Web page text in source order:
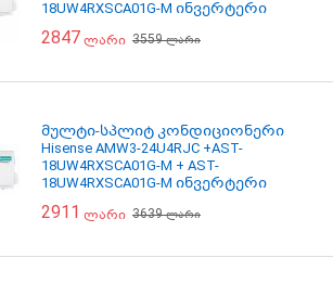
18UW4RXSCA01G-M ინვერტერი
2847 ლარი 3559ლარი
მულტი-სპლიტ კონდიციონერი
Hisense AMW3-24U4RJC +AST-
18UW4RXSCA01G-M + AST-
18UW4RXSCA01G-M ინვერტერი
2911 ლარი 3639ლარი